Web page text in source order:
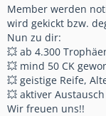
Member werden
wird gekickt bzw.
Nun zu dir:
💥 ab 4.300
💥 mind 50 CK
💥 geistige Reife,
💥 aktiver
Wir freuen uns!!